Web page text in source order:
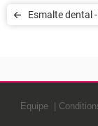
Esmalte dental
Equipe